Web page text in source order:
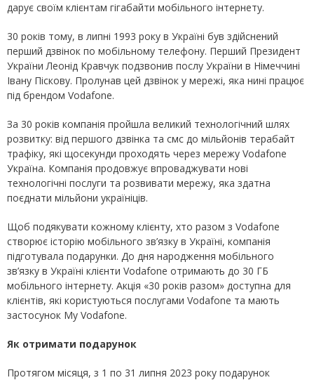
дарує своїм клієнтам гігабайти мобільного інтернету.
30 років тому, в липні 1993 року в Україні був здійснений
перший дзвінок по мобільному телефону. Перший Президент
України Леонід Кравчук подзвонив послу України в Німеччині
Івану Піскову. Пролунав цей дзвінок у мережі, яка нині працює
під брендом Vodafone.
За 30 років компанія пройшла великий технологічний шлях
розвитку: від першого дзвінка та смс до мільйонів терабайт
трафіку, які щосекунди проходять через мережу Vodafone
Україна. Компанія продовжує впроваджувати нові
технологічні послуги та розвивати мережу, яка здатна
поєднати мільйони україніців.
Щоб подякувати кожному клієнту, хто разом з Vodafone
створює історію мобільного зв’язку в Україні, компанія
підготувала подарунки. До дня народження мобільного
зв’язку в Україні клієнти Vodafone отримають до 30 ГБ
мобільного інтернету. Акція «30 років разом» доступна для
клієнтів, які користуються послугами Vodafone та мають
застосунок My Vodafone.
Як отримати подарунок
Протягом місяця, з 1 по 31 липня 2023 року подарунок